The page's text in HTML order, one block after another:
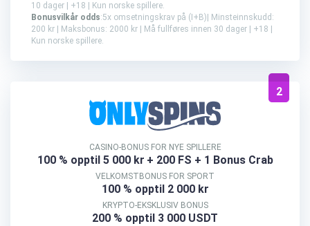
10 dager | +18 | Kun norske spillere.
Bonusvilkår odds:5x omsetningskrav på (I+B)| Minsteinnskudd:
200 kr | Maksbonus: 2000 kr | Må fullføres innen 30 dager | +18 |
Kun norske spillere.
2
CASINO-BONUS FOR NYE SPILLERE
100 % opptil 5 000 kr + 200 FS + 1 Bonus Crab
VELKOMSTBONUS FOR SPORT
100 % opptil 2 000 kr
KRYPTO-EKSKLUSIV BONUS
200 % opptil 3 000 USDT